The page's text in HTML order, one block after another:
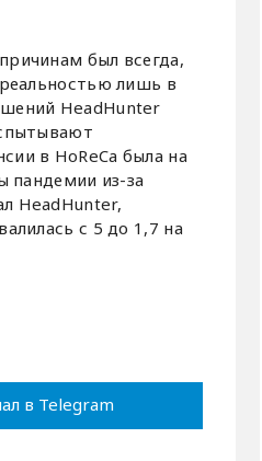
был всегда,
реальностью лишь в
HeadHunter
в HoReCa была на
пандемии из-за
HeadHunter,
с 5 до 1,7 на
в Telegram